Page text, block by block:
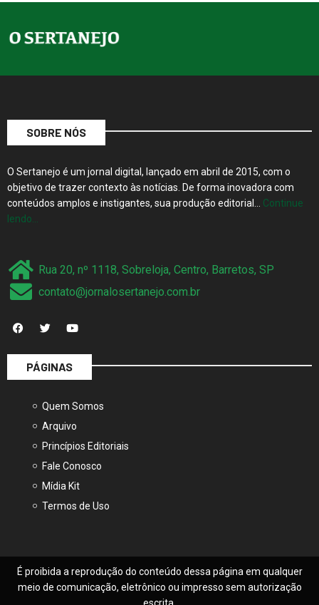
SOBRE NÓS
O Sertanejo é um jornal digital, lançado em abril de 2015, com o
objetivo de trazer contexto às notícias. De forma inovadora com
conteúdos amplos e instigantes, sua produção editorial… Continue
lendo…
Rua 20, nº 1118, Sobreloja, Centro, Barretos, SP
contato@jornalosertanejo.com.br
PÁGINAS
Quem Somos
Arquivo
Princípios Editoriais
Fale Conosco
Mídia Kit
Termos de Uso
É proibida a reprodução do conteúdo dessa página em qualquer
meio de comunicação, eletrônico ou impresso sem autorização